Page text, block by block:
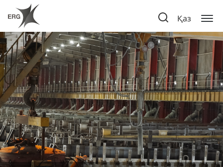
Қаз